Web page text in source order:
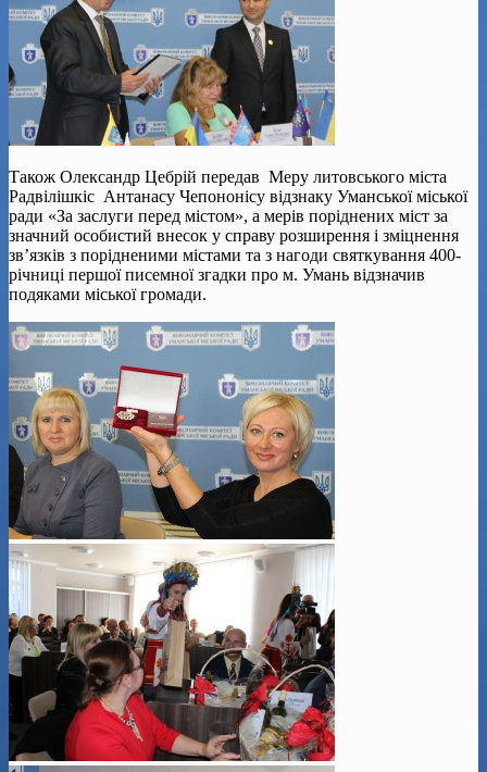
Також Олександр Цебрій передав Меру литовського міста
Радвілішкіс Антанасу Чепононісу відзнаку Уманської міської
ради «За заслуги перед містом», а мерів поріднених міст за
значний особистий внесок у справу розширення і зміцнення
зв’язків з порідненими містами та з нагоди святкування 400-
річниці першої писемної згадки про м. Умань відзначив
подяками міської громади.